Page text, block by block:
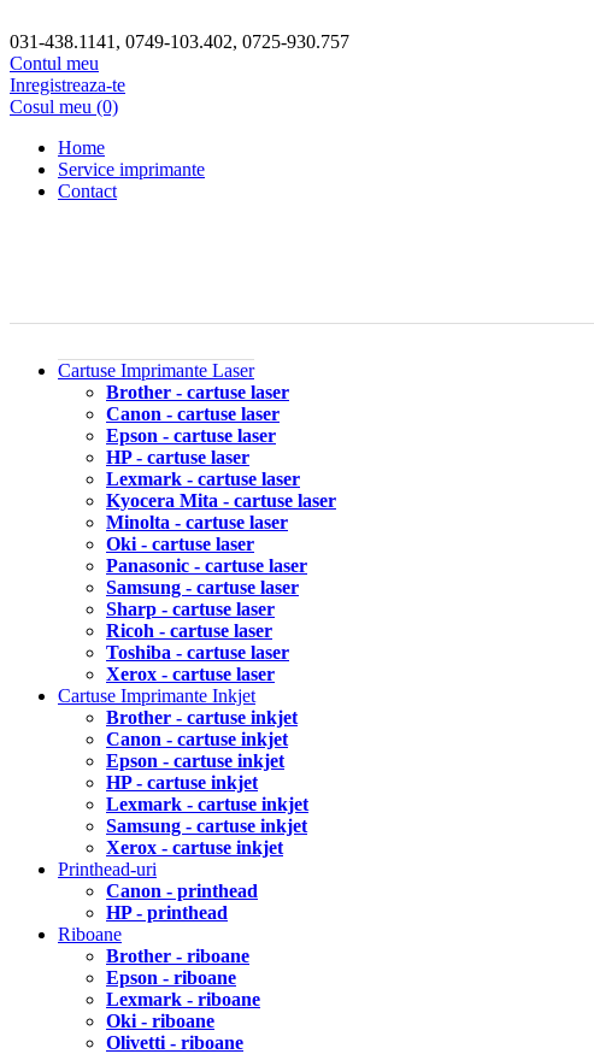
031-438.1141, 0749-103.402, 0725-930.757
Contul meu
Inregistreaza-te
Cosul meu (0)
Home
Service imprimante
Contact
Cartuse Imprimante Laser
Brother - cartuse laser
Canon - cartuse laser
Epson - cartuse laser
HP - cartuse laser
Lexmark - cartuse laser
Kyocera Mita - cartuse laser
Minolta - cartuse laser
Oki - cartuse laser
Panasonic - cartuse laser
Samsung - cartuse laser
Sharp - cartuse laser
Ricoh - cartuse laser
Toshiba - cartuse laser
Xerox - cartuse laser
Cartuse Imprimante Inkjet
Brother - cartuse inkjet
Canon - cartuse inkjet
Epson - cartuse inkjet
HP - cartuse inkjet
Lexmark - cartuse inkjet
Samsung - cartuse inkjet
Xerox - cartuse inkjet
Printhead-uri
Canon - printhead
HP - printhead
Riboane
Brother - riboane
Epson - riboane
Lexmark - riboane
Oki - riboane
Olivetti - riboane